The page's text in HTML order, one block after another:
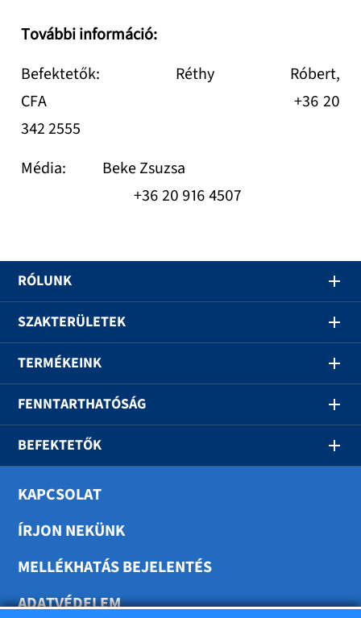
További információ:
Befektetők: Réthy Róbert,
CFA +36 20
342 2555
Média: Beke Zsuzsa
+36 20 916 4507
RÓLUNK
SZAKTERÜLETEK
TERMÉKEINK
FENNTARTHATÓSÁG
BEFEKTETŐK
KAPCSOLAT
ÍRJON NEKÜNK
MELLÉKHATÁS BEJELENTÉS
ADATVÉDELEM